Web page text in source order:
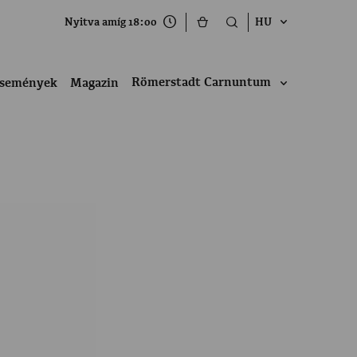
Nyitva amíg 18:00 HU
Magazin Römerstadt Carnuntum